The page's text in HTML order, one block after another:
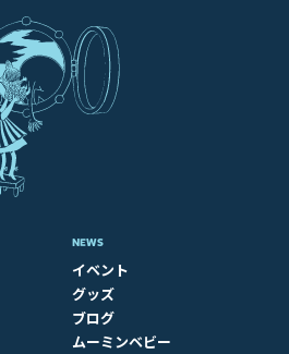
NEWS
イベント
グッズ
ブログ
ムーミンベビー